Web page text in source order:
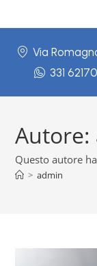
Via
331
Autore:
Questo autore
> admin